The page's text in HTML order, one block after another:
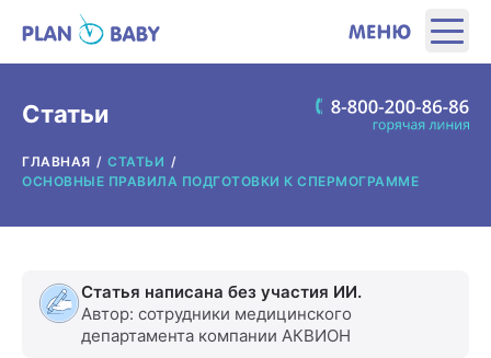
ПРОДУКТЫ
ПОЛЕЗНЫЕ ИНСТРУМЕНТЫ
ИНТЕРЕСНОЕ
Статьи
ГЛАВНАЯ
СТАТЬИ
ОСНОВНЫЕ ПРАВИЛА ПОДГОТОВКИ К СПЕРМОГРАММЕ
Статья написана без участия ИИ.
Автор: сотрудники медицинского
департамента компании АКВИОН